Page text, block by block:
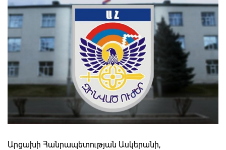
Արցախի Հանրապետության Ասկերանի,